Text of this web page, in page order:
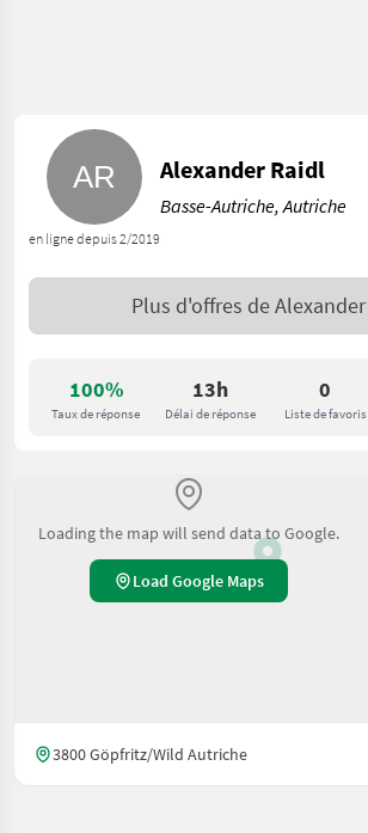
100%
Taux de réponse
13h
Délai de réponse
0
Liste de favoris
en ligne depuis 2/2019
Alexander Raidl
Basse-Autriche, Autriche
Plus d'offres deAlexander
Loading the map will send data to Google.
Load Google Maps
3800 Göpfritz/Wild Autriche